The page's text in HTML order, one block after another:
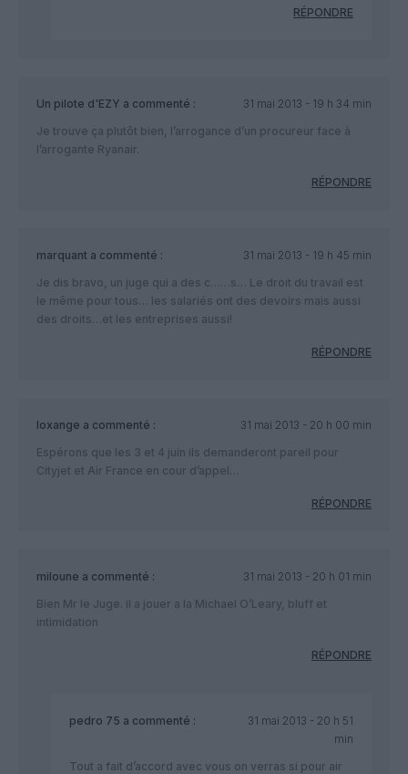
RÉPONDRE
Un pilote d'EZY a commenté :
31 mai 2013 - 19 h 34 min
Je trouve ça plutôt bien, l’arrogance d’un procureur face à
l’arrogante Ryanair.
RÉPONDRE
marquant a commenté :
31 mai 2013 - 19 h 45 min
Je dis bravo, un juge qui a des c……s… Le droit du travail est
le même pour tous… les salariés ont des devoirs mais aussi
des droits…et les entreprises aussi!
RÉPONDRE
loxange a commenté :
31 mai 2013 - 20 h 00 min
Espérons que les 3 et 4 juin ils demanderont pareil pour
Cityjet et Air France en cour d’appel…
RÉPONDRE
miloune a commenté :
31 mai 2013 - 20 h 01 min
Bien Mr le Juge. il a jouer a la Michael O’Leary, bluff et
intimidation
RÉPONDRE
pedro 75 a commenté :
31 mai 2013 - 20 h 51
min
Tout a fait d’accord avec vous on verras si pour air